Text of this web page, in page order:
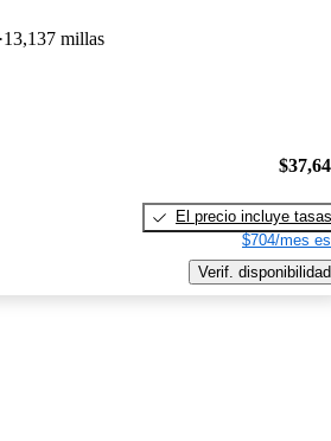
13,137 millas
El precio incluye tasas
$704/mes
Verif. disponibilidad